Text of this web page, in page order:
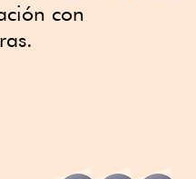
con